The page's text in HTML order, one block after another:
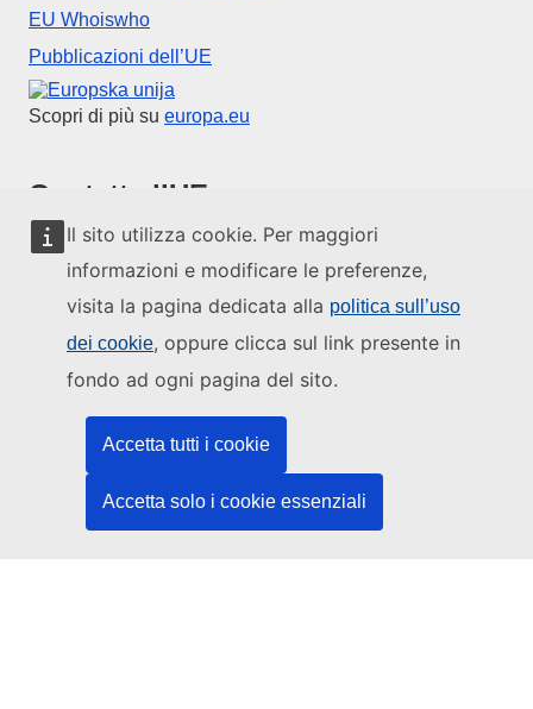
Il sito utilizza cookie. Per maggiori
informazioni e modificare le preferenze,
visita la pagina dedicata alla politica sull’uso
dei cookie, oppure clicca sul link presente in
fondo ad ogni pagina del sito.
Accetta tutti i cookie
Accetta solo i cookie essenziali
EU Whoiswho
Pubblicazioni dell’UE
Unione europea
Scopri di più su europa.eu
Contatta l’UE
Chiamaci al numero 00 800 6 7 8 9 10 11
Social media
Cerca i canali social dell’UE